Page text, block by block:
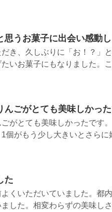
思うお菓子に出会い感動
き、久しぶりに「お！？」
いお菓子にもなりました。
んごがとても美味しかっ
がとても美味しかったです
個がもう少し大きいとさらに
た
くいただいていました。都
した。相変わらずの美味し